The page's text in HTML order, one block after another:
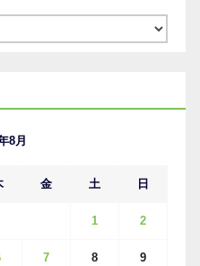
8月
金 土 日
1 2
7 8 9